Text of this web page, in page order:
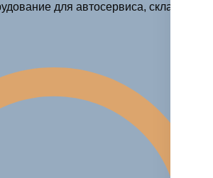
для автосервиса, склада и